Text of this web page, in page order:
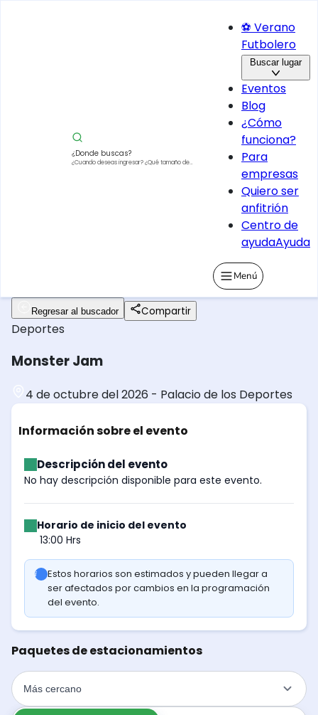
¿Donde buscas?
¿Cuando deseas ingresar?¿Qué tamaño de
⚽ Verano
Futbolero
Buscar lugar
Eventos
Blog
¿Cómo
funciona?
Para
empresas
Quiero ser
anfitrión
Centro de
ayudaAyuda
Menú
Regresar al buscador Compartir
Deportes
Monster Jam
4 de octubre del 2026 - Palacio de los Deportes
Información sobre el evento
Descripción del evento
No hay descripción disponible para este evento.
Horario de inicio del evento
13:00 Hrs
Estos horarios son estimados y pueden llegar a
ser afectados por cambios en la programación
del evento.
Paquetes de estacionamientos